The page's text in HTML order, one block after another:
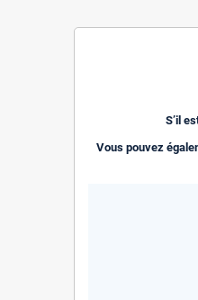
S’il
Vous pouvez